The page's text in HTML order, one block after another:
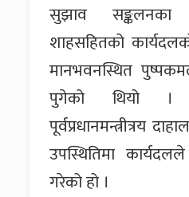
सुझाव
शाहसहितको
मानभवनस्थित
पुगेको थियो ।
पूर्वप्रधानमन्त्रीत्रय
उपस्थितिमा
गरेको हो ।